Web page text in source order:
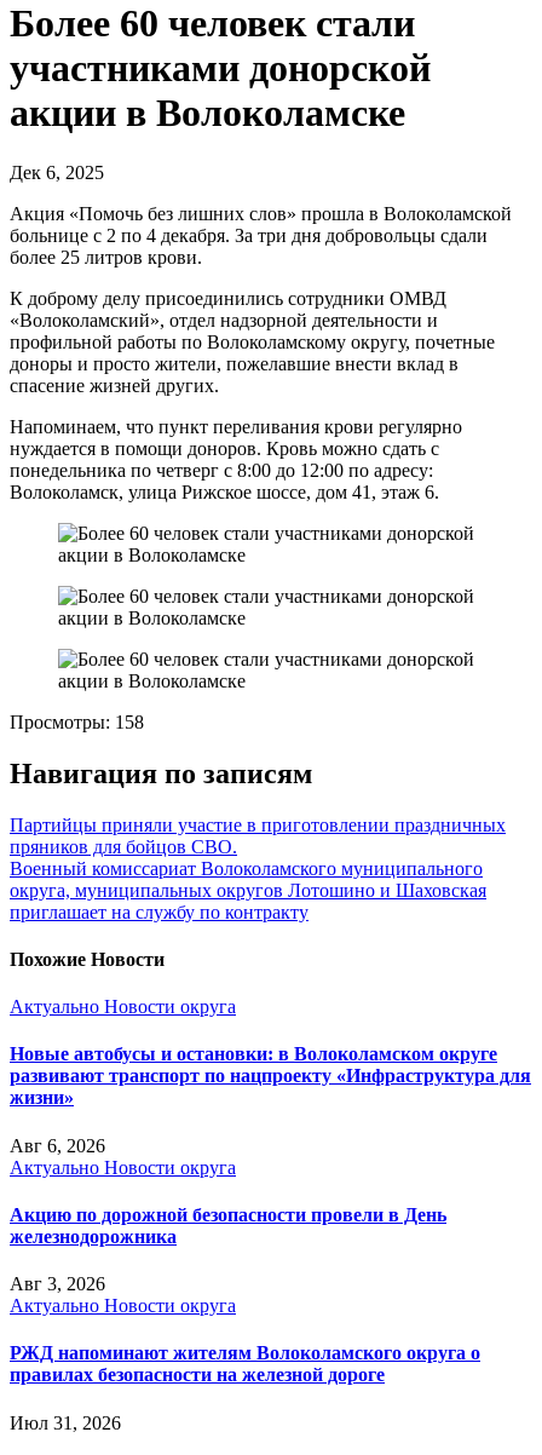
Более 60 человек стали
участниками донорской
акции в Волоколамске
Дек 6, 2025
Акция «Помочь без лишних слов» прошла в Волоколамской
больнице с 2 по 4 декабря. За три дня добровольцы сдали
более 25 литров крови.
К доброму делу присоединились сотрудники ОМВД
«Волоколамский», отдел надзорной деятельности и
профильной работы по Волоколамскому округу, почетные
доноры и просто жители, пожелавшие внести вклад в
спасение жизней других.
Напоминаем, что пункт переливания крови регулярно
нуждается в помощи доноров. Кровь можно сдать с
понедельника по четверг с 8:00 до 12:00 по адресу:
Волоколамск, улица Рижское шоссе, дом 41, этаж 6.
Просмотры: 158
Навигация по записям
Партийцы приняли участие в приготовлении праздничных
пряников для бойцов СВО.
Военный комиссариат Волоколамского муниципального
округа, муниципальных округов Лотошино и Шаховская
приглашает на службу по контракту
Похожие Новости
Актуально Новости округа
Новые автобусы и остановки: в Волоколамском округе
развивают транспорт по нацпроекту «Инфраструктура для
жизни»
Авг 6, 2026
Актуально Новости округа
Акцию по дорожной безопасности провели в День
железнодорожника
Авг 3, 2026
Актуально Новости округа
РЖД напоминают жителям Волоколамского округа о
правилах безопасности на железной дороге
Июл 31, 2026